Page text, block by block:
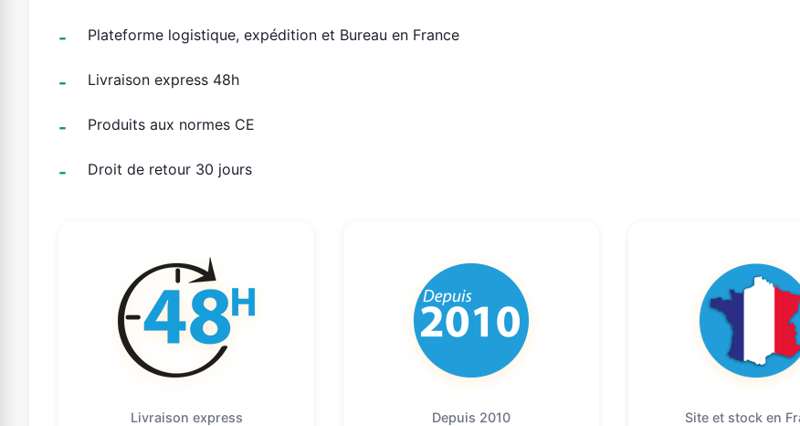
Plateforme logistique, expédition et Bureau en France
Livraison express 48h
Produits aux normes CE
Droit de retour 30 jours
Livraison express Depuis 2010 Site et stock en